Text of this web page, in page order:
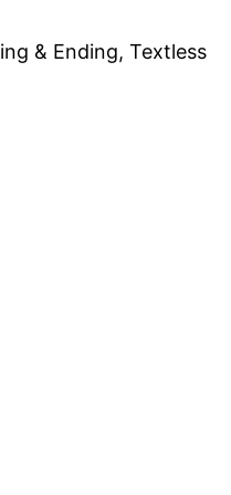
& Ending, Textless